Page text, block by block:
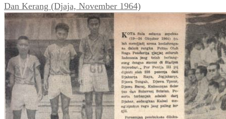
Dan Kerang (Djaja, November 1964)